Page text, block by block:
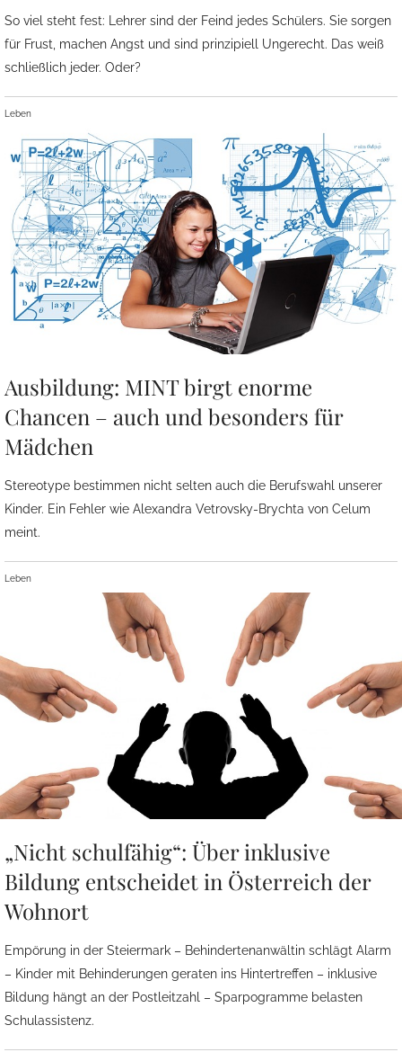
So viel steht fest: Lehrer sind der Feind jedes Schülers. Sie sorgen
für Frust, machen Angst und sind prinzipiell Ungerecht. Das weiß
schließlich jeder. Oder?
Leben
Ausbildung: MINT birgt enorme
Chancen – auch und besonders für
Mädchen
Stereotype bestimmen nicht selten auch die Berufswahl unserer
Kinder. Ein Fehler wie Alexandra Vetrovsky-Brychta von Celum
meint.
Leben
„Nicht schulfähig“: Über inklusive
Bildung entscheidet in Österreich der
Wohnort
Empörung in der Steiermark – Behindertenanwältin schlägt Alarm
– Kinder mit Behinderungen geraten ins Hintertreffen – inklusive
Bildung hängt an der Postleitzahl – Sparpogramme belasten
Schulassistenz.